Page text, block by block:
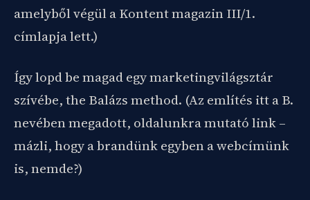
amelyből végül a Kontent magazin III/1.
címlapja lett.)
Így lopd be magad egy marketingvilágsztár
szívébe, the Balázs method. (Az említés itt a B.
nevében megadott, oldalunkra mutató link –
mázli, hogy a brandünk egyben a webcímünk
is, nemde?)